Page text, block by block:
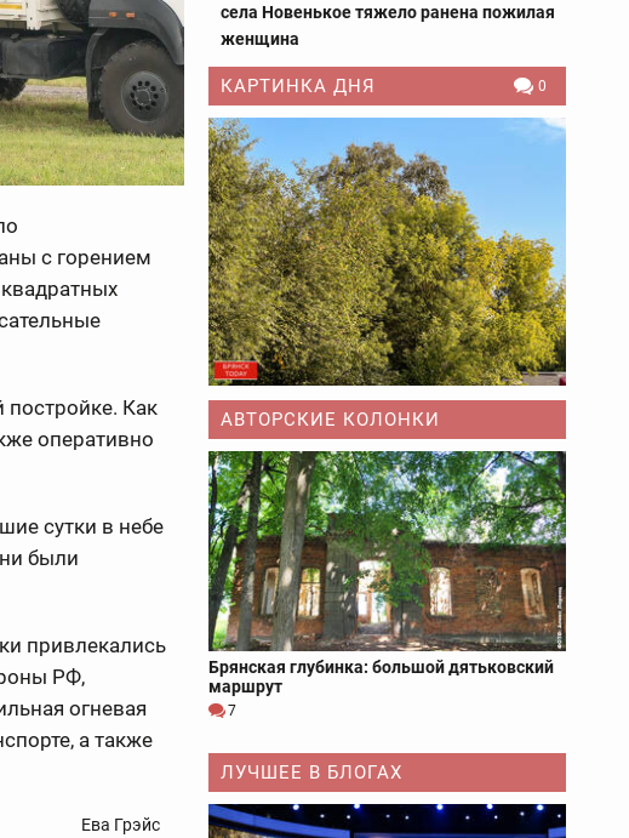
с горением
постройке. Как
оперативно
сутки в небе
были
привлекались
РФ,
огневая
а также
Ева Грэйс
села Новенькое тяжело ранена пожилая
женщина
КАРТИНКА ДНЯ 0
АВТОРСКИЕ КОЛОНКИ
Брянская глубинка: большой дятьковский
маршрут
7
ЛУЧШЕЕ В БЛОГАХ